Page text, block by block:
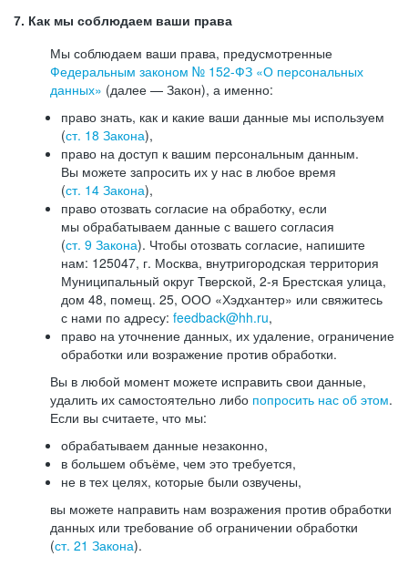
7. Как мы соблюдаем ваши права
Мы соблюдаем ваши права, предусмотренные
Федеральным законом № 152-ФЗ «О персональных
данных» (далее — Закон), а именно:
право знать, как и какие ваши данные мы используем
(ст. 18 Закона),
право на доступ к вашим персональным данным.
Вы можете запросить их у нас в любое время
(ст. 14 Закона),
право отозвать согласие на обработку, если
мы обрабатываем данные с вашего согласия
(ст. 9 Закона). Чтобы отозвать согласие, напишите
нам: 125047, г. Москва, внутригородская территория
Муниципальный округ Тверской, 2-я Брестская улица,
дом 48, помещ. 25, ООО «Хэдхантер» или свяжитесь
с нами по адресу: feedback@hh.ru,
право на уточнение данных, их удаление, ограничение
обработки или возражение против обработки.
Вы в любой момент можете исправить свои данные,
удалить их самостоятельно либо попросить нас об этом.
Если вы считаете, что мы:
обрабатываем данные незаконно,
в большем объёме, чем это требуется,
не в тех целях, которые были озвучены,
вы можете направить нам возражения против обработки
данных или требование об ограничении обработки
(ст. 21 Закона).